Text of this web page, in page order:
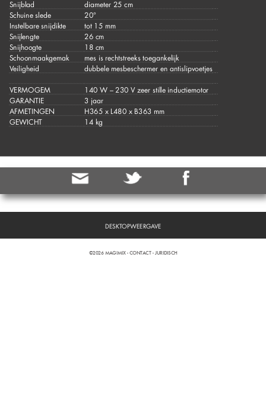
Snijblad diameter 25 cm
Schuine slede 20°
Instelbare snijdikte tot 15 mm
Snijlengte 26 cm
Snijhoogte 18 cm
Schoonmaakgemak mes is rechtstreeks toegankelijk
Veiligheid dubbele mesbeschermer en antislipvoetjes​
VERMOGEM 140 W – 230 V​ zeer stille inductiemotor
GARANTIE 3 jaar
AFMETINGEN H365 x L480 x B363 mm
GEWICHT 14 kg
DESKTOPWEERGAVE
©2026 MAGIMIX -CONTACT- JURIDISCH